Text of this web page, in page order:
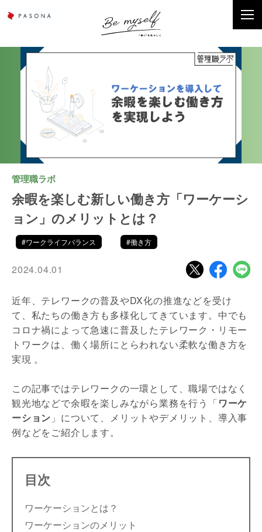
管理職ラボ
余暇を楽しむ新しい働き方「ワーケーシ
ョン」のメリットとは？
#ワークライフバランス #働き方
2024.04.01
近年、テレワークの普及やDX化の推進などを受け
て、私たちの働き方も多様化してきています。中でも
コロナ禍によって急速に普及したテレワーク・リモー
トワークは、働く場所にとらわれない柔軟な働き方を
実現 。
この記事ではテレワークの一環として、職場ではなく
観光地などで余暇を楽しみながら業務を行う「ワーケ
ーション 」について、メリットやデメリット、導入事
例などをご紹介します。
目次
ワーケーションとは？
ワーケーションのメリット